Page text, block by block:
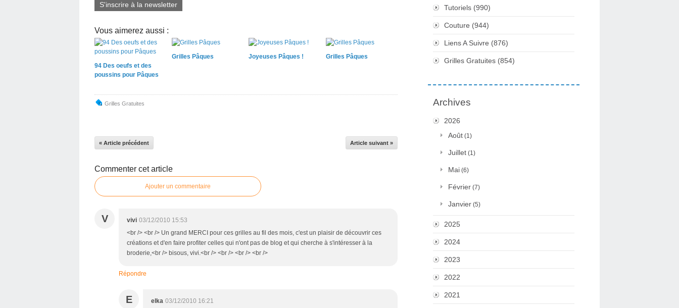
S'inscrire à la newsletter
Vous aimerez aussi :
94 Des oeufs et des
poussins pour Pâques
Grilles Pâques Joyeuses Pâques ! Grilles Pâques
Grilles Gratuites
« Article précédent Article suivant »
Commenter cet article
Ajouter un commentaire
V vivi 03/12/2010 15:53
<br /> <br /> Un grand MERCI pour ces grilles au fil des mois, c'est un plaisir de découvrir ces
créations et d'en faire profiter celles qui n'ont pas de blog et qui cherche à s'intéresser à la
broderie,<br /> bisous, vivi.<br /> <br /> <br /> <br />
Répondre
E elka 03/12/2010 16:21
Tutoriels (990)
Couture (944)
Liens A Suivre (876)
Grilles Gratuites (854)
Archives
2026
Août (1)
Juillet (1)
Mai (6)
Février (7)
Janvier (5)
2025
2024
2023
2022
2021